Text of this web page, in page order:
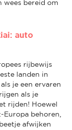
wees bereid om
auto
rijbewijs
landen in
je een ervaren
als je
rijden! Hoewel
behoren,
afwijken